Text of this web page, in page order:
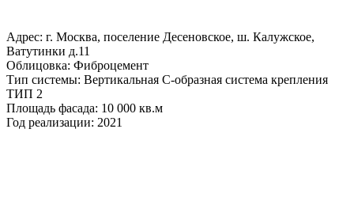
Адрес: г. Москва, поселение Десеновское, ш. Калужское,
Ватутинки д.11
Облицовка: Фиброцемент
Тип системы: Вертикальная С-образная система крепления
ТИП 2
Площадь фасада: 10 000 кв.м
Год реализации: 2021